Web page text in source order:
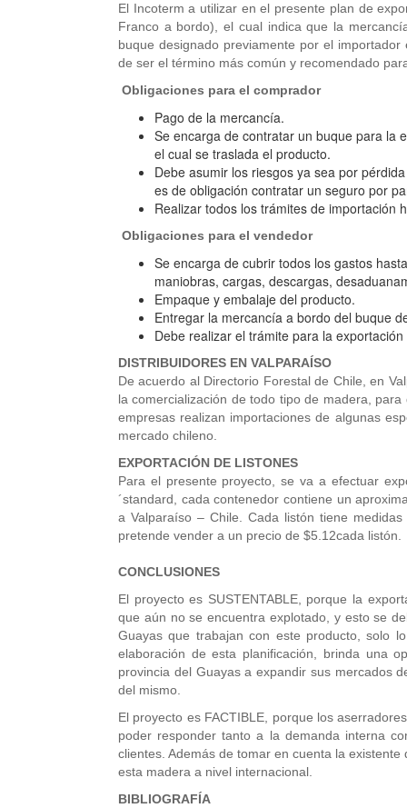
El Incoterm a utilizar en el presente plan de
Franco a bordo), el cual indica que la
buque designado previamente por el
de ser el término más común y recomendado
Obligaciones para el comprador
Pago de la mercancía.
Se encarga de contratar un buque para la
el cual se traslada el producto.
Debe asumir los riesgos ya sea por
es de obligación contratar un seguro por
Realizar todos los trámites de importación
Obligaciones para el vendedor
Se encarga de cubrir todos los gastos
maniobras, cargas, descargas,
Empaque y embalaje del producto.
Entregar la mercancía a bordo del buque
Debe realizar el trámite para la
DISTRIBUIDORES EN VALPARAÍSO
De acuerdo al Directorio Forestal de Chile, en
la comercialización de todo tipo de madera,
empresas realizan importaciones de algunas
mercado chileno.
EXPORTACIÓN DE LISTONES
Para el presente proyecto, se va a efectuar
´standard, cada contenedor contiene un
a Valparaíso – Chile. Cada listón tiene
pretende vender a un precio de $5.12cada listón.
CONCLUSIONES
El proyecto es SUSTENTABLE, porque la
que aún no se encuentra explotado, y esto se
Guayas que trabajan con este producto, solo
elaboración de esta planificación, brinda una
provincia del Guayas a expandir sus mercados
del mismo.
El proyecto es FACTIBLE, porque los
poder responder tanto a la demanda interna
clientes. Además de tomar en cuenta la
esta madera a nivel internacional.
BIBLIOGRAFÍA